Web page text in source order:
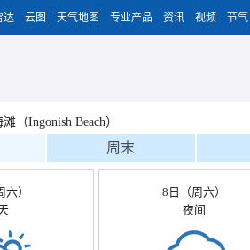
达 云图 天气地图 专业产品 资讯 视频 节气
（Ingonish Beach）
周末
六）
8日（周六）
夜间